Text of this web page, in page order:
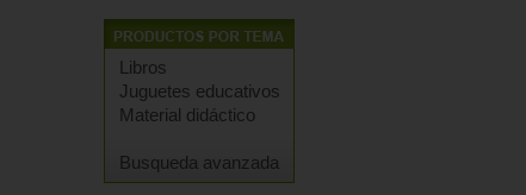
Libros
Juguetes educativos
Material didáctico
Busqueda avanzada